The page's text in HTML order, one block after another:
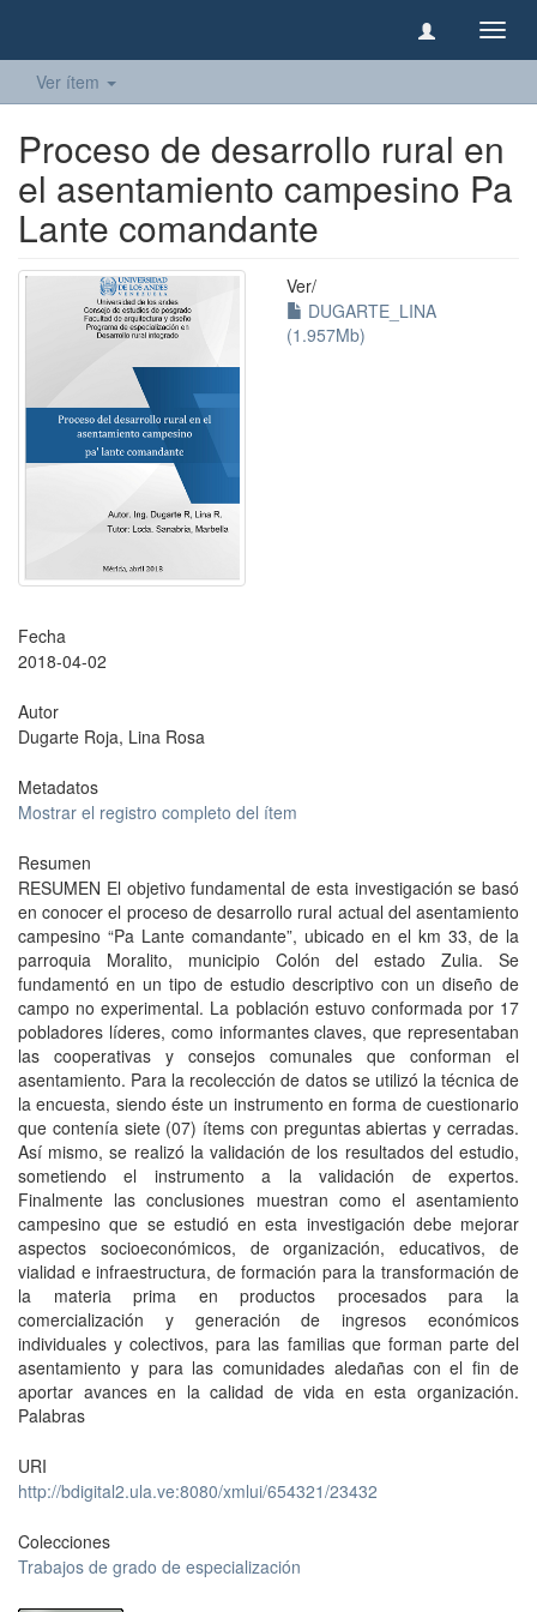
Ver ítem
Proceso de desarrollo rural en
el asentamiento campesino Pa
Lante comandante
Ver/
DUGARTE_LINA
(1.957Mb)
Fecha
2018-04-02
Autor
Dugarte Roja, Lina Rosa
Metadatos
Mostrar el registro completo del ítem
Resumen
RESUMEN El objetivo fundamental de esta investigación se basó
en conocer el proceso de desarrollo rural actual del asentamiento
campesino “Pa Lante comandante”, ubicado en el km 33, de la
parroquia Moralito, municipio Colón del estado Zulia. Se
fundamentó en un tipo de estudio descriptivo con un diseño de
campo no experimental. La población estuvo conformada por 17
pobladores líderes, como informantes claves, que representaban
las cooperativas y consejos comunales que conforman el
asentamiento. Para la recolección de datos se utilizó la técnica de
la encuesta, siendo éste un instrumento en forma de cuestionario
que contenía siete (07) ítems con preguntas abiertas y cerradas.
Así mismo, se realizó la validación de los resultados del estudio,
sometiendo el instrumento a la validación de expertos.
Finalmente las conclusiones muestran como el asentamiento
campesino que se estudió en esta investigación debe mejorar
aspectos socioeconómicos, de organización, educativos, de
vialidad e infraestructura, de formación para la transformación de
la materia prima en productos procesados para la
comercialización y generación de ingresos económicos
individuales y colectivos, para las familias que forman parte del
asentamiento y para las comunidades aledañas con el fin de
aportar avances en la calidad de vida en esta organización.
Palabras
URI
http://bdigital2.ula.ve:8080/xmlui/654321/23432
Colecciones
Trabajos de grado de especialización